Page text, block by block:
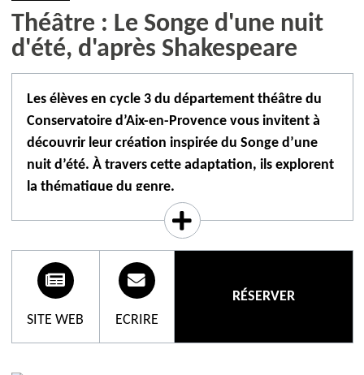
Théâtre : Le Songe d'une nuit
d'été, d'après Shakespeare
Les élèves en cycle 3 du département théâtre du
Conservatoire d’Aix-en-Provence vous invitent à
découvrir leur création inspirée du Songe d’une
nuit d’été. À travers cette adaptation, ils explorent
la thématique du genre.
Plongé dans un univers merveilleux où se mêlent
humains et créatures féériques, le spectacle met en
lumière les jeux de confusion : confusion des
sentiments, des identités, des désirs. Entre les jeunes
SITE WEB ECRIRE
RÉSERVER